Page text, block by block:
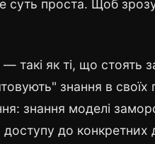
суть проста. Щоб
— такі як ті, що
знання в
знання моделі
до конкретних